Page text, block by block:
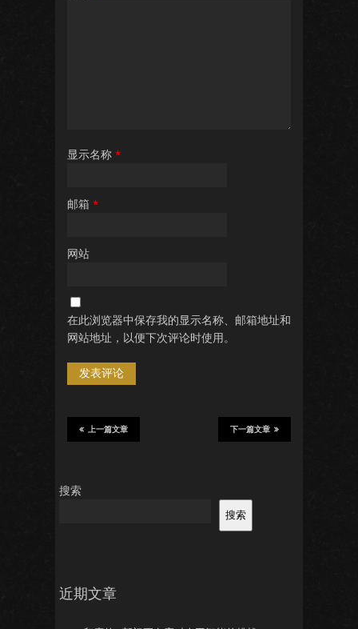
显示名称 *
邮箱 *
网站
在此浏览器中保存我的显示名称、邮箱地址和
网站地址，以便下次评论时使用。
下一篇文章
上一篇文章
搜索
搜索
近期文章